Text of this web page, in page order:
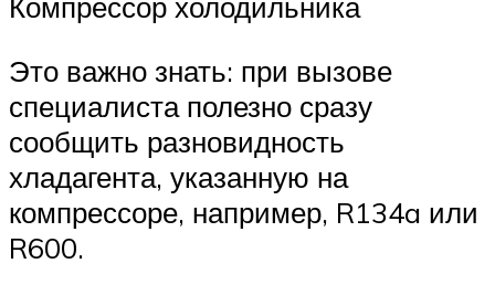
Это важно знать: при вызове
специалиста полезно сразу
сообщить разновидность
хладагента, указанную на
компрессоре, например, R134a или
R600.